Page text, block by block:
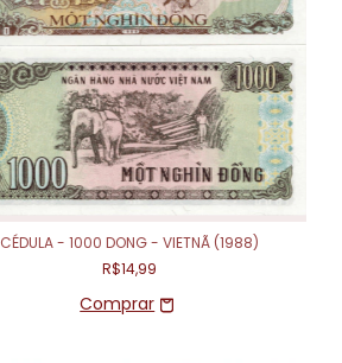
CÉDULA - 1000 DONG - VIETNÃ (1988)
R$14,99